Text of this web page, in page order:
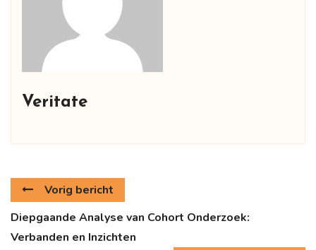
Veritate
Vorig bericht
Diepgaande Analyse van Cohort Onderzoek:
Verbanden en Inzichten